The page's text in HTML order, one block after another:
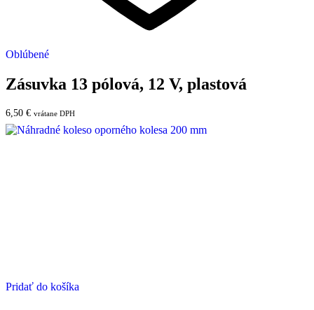
Oblúbené
Zásuvka 13 pólová, 12 V, plastová
6,50 € vrátane DPH
Pridať do košíka